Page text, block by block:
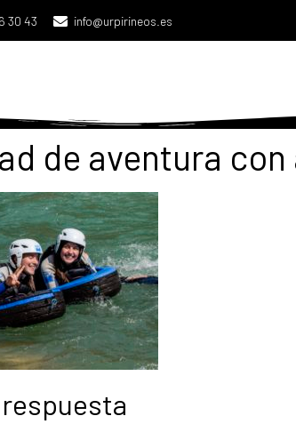
30 43 info@urpirineos.es
de aventura